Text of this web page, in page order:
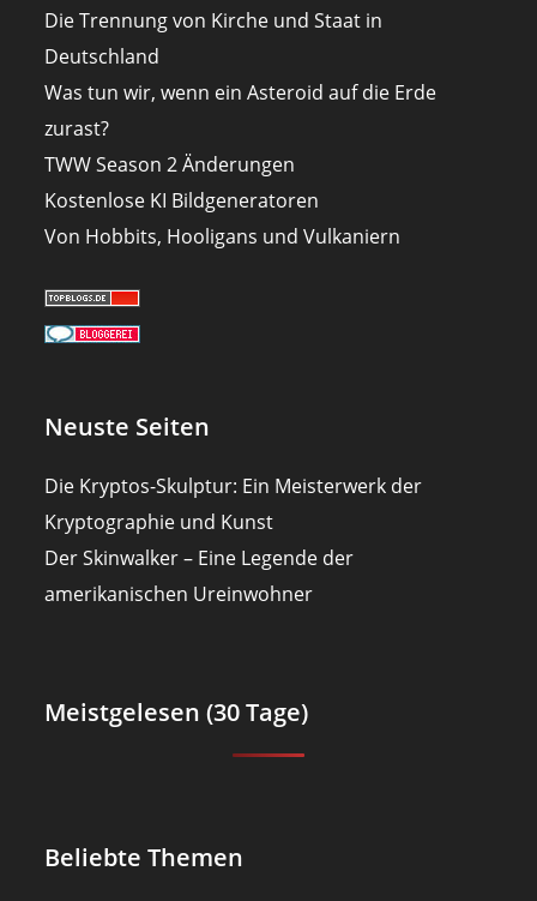
Die Trennung von Kirche und Staat in
Deutschland
Was tun wir, wenn ein Asteroid auf die Erde
zurast?
TWW Season 2 Änderungen
Kostenlose KI Bildgeneratoren
Von Hobbits, Hooligans und Vulkaniern
Neuste Seiten
Die Kryptos-Skulptur: Ein Meisterwerk der
Kryptographie und Kunst
Der Skinwalker – Eine Legende der
amerikanischen Ureinwohner
Meistgelesen (30 Tage)
Beliebte Themen